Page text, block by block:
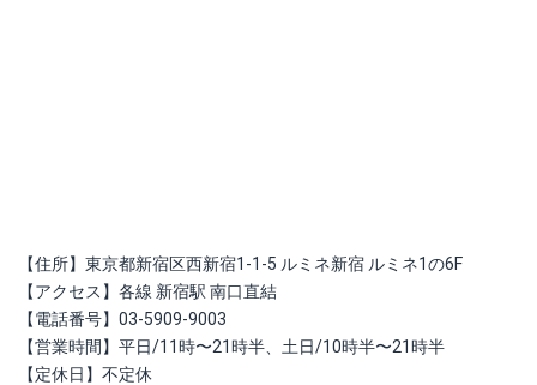
【住所】東京都新宿区西新宿1-1-5 ルミネ新宿 ルミネ1の6F
【アクセス】各線 新宿駅 南口直結
【電話番号】03-5909-9003
【営業時間】平日/11時〜21時半、土日/10時半〜21時半
【定休日】不定休